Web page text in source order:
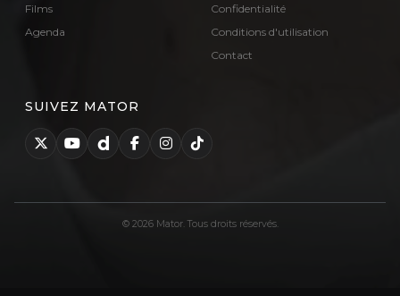
Films
Agenda
Confidentialité
Conditions d'utilisation
Contact
SUIVEZ MATOR
© 2026 Mator. Tous droits réservés.